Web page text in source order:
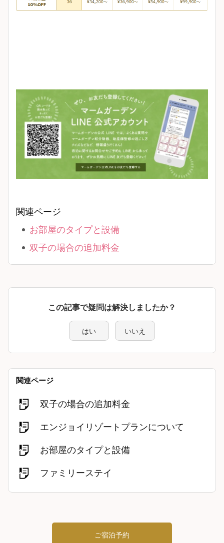
関連ページ
お部屋のタイプと設備
双子の場合の追加料金
この記事で疑問は解決しましたか？
はい いいえ
関連ページ
双子の場合の追加料金
エンジョイリゾートプランについて
お部屋のタイプと設備
ファミリーステイ
ご宿泊予約